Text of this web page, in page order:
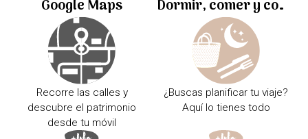
Google Maps
Recorre las calles y
descubre el patrimonio
desde tu móvil
Dormir, comer y comprar
¿Buscas planificar tu viaje?
Aquí lo tienes todo